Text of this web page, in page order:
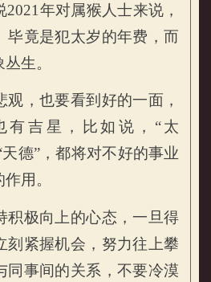
业运势
年对属猴人士来说，
毕竟是犯太岁的年费，而
生。
，也要看到好的一面，
有吉星，比如说，“太
天德”，都将对不好的事业
用。
积极向上的心态，一旦得
刻紧握机会，努力往上攀
同事间的关系，不要冷漠